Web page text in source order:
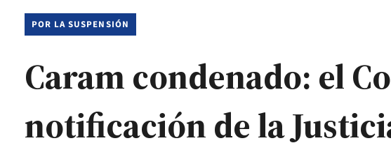
POR LA SUSPENSIÓN
Caram condenado: el
notificación de la